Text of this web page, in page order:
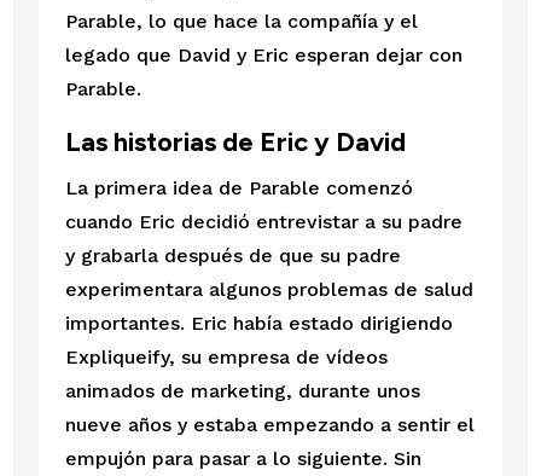
Parable, lo que hace la compañía y el
legado que David y Eric esperan dejar con
Parable.
Las historias de Eric y David
La primera idea de Parable comenzó
cuando Eric decidió entrevistar a su padre
y grabarla después de que su padre
experimentara algunos problemas de salud
importantes. Eric había estado dirigiendo
Expliqueify, su empresa de vídeos
animados de marketing, durante unos
nueve años y estaba empezando a sentir el
empujón para pasar a lo siguiente. Sin